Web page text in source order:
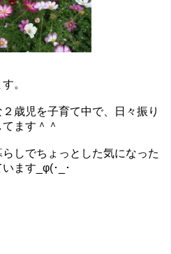
。
歳児を子育て中で、日々振り
ます＾＾
しでちょっとした気になった
ます_φ(･_･